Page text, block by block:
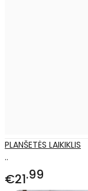
PLANŠETĖS LAIKIKLIS
..
€21 99